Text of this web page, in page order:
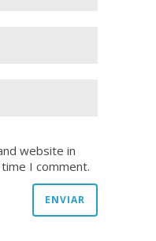
website in
I comment.